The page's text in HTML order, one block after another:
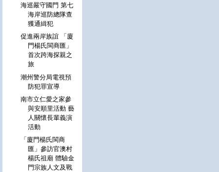
海巡嚴守國門 第七
海岸巡防總隊查
獲通緝犯
促進兩岸族誼 「廈
門楊氏閩商匯」
首次跨海探親之
旅
潮州警分局電視預
防犯罪宣導
南市立仁愛之家參
與安順里活動 藝
人關懷長輩義演
活動
「廈門楊氏閩商
匯」參訪官澳村
楊氏祖廟 體驗金
門宗族人文及戰